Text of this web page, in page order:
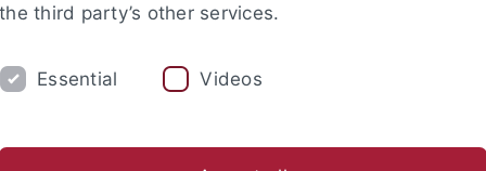
FORSCHUNG
the third party’s other services.
Essential Videos